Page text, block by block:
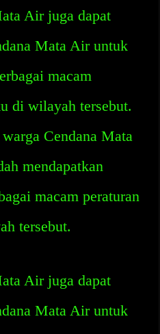
Air juga dapat
Mata Air untuk
macam
di wilayah tersebut.
Cendana Mata
mendapatkan
macam peraturan
tersebut.
Air juga dapat
Mata Air untuk